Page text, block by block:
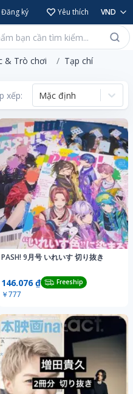
Đăng ký Yêu thích VND
& Trò chơi Tạp chí
xếp: Mặc định
PASH! 9月号 いれいす 切り抜き
146.076 ₫ Freeship
￥777